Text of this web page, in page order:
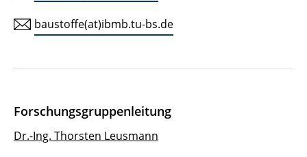
baustoffe(at)ibmb.tu-bs.de
Forschungsgruppenleitung
Dr.-Ing. Thorsten Leusmann